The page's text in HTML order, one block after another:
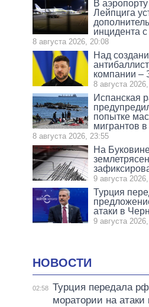
В
Лейпцига
инцидента
8 августа 2026, 20:08
Над
компании –
8 августа
Испанская
попытке
мигрантов
8 августа 2026, 23:55
На
9 августа
Турция
атаки в
9 августа
НОВОСТИ
02:58 Турция передала
моратории на